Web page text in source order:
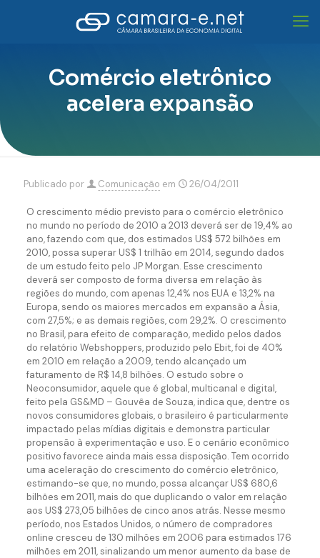
Comércio eletrônico
acelera expansão
Publicado por Comunicação em 26/04/2011
O crescimento médio previsto para o comércio eletrônico
no mundo no período de 2010 a 2013 deverá ser de 19,4% ao
ano, fazendo com que, dos estimados US$ 572 bilhões em
2010, possa superar US$ 1 trilhão em 2014, segundo dados
de um estudo feito pelo JP Morgan. Esse crescimento
deverá ser composto de forma diversa em relação às
regiões do mundo, com apenas 12,4% nos EUA e 13,2% na
Europa, sendo os maiores mercados em expansão a Ásia,
com 27,5%; e as demais regiões, com 29,2%. O crescimento
no Brasil, para efeito de comparação, medido pelos dados
do relatório Webshoppers, produzido pelo Ebit, foi de 40%
em 2010 em relação a 2009, tendo alcançado um
faturamento de R$ 14,8 bilhões. O estudo sobre o
Neoconsumidor, aquele que é global, multicanal e digital,
feito pela GS&MD – Gouvêa de Souza, indica que, dentre os
novos consumidores globais, o brasileiro é particularmente
impactado pelas mídias digitais e demonstra particular
propensão à experimentação e uso. E o cenário econômico
positivo favorece ainda mais essa disposição. Tem ocorrido
uma aceleração do crescimento do comércio eletrônico,
estimando-se que, no mundo, possa alcançar US$ 680,6
bilhões em 2011, mais do que duplicando o valor em relação
aos US$ 273,05 bilhões de cinco anos atrás. Nesse mesmo
período, nos Estados Unidos, o número de compradores
online cresceu de 130 milhões em 2006 para estimados 176
milhões em 2011, sinalizando um menor aumento da base de